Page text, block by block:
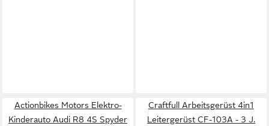
Actionbikes Motors Elektro-
Kinderauto Audi R8 4S Spyder
Craftfull Arbeitsgerüst 4in1
Leitergerüst CF-103A - 3 J.